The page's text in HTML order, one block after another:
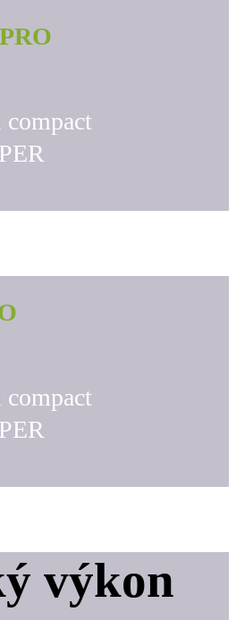
PRO
compact
compact
výkon